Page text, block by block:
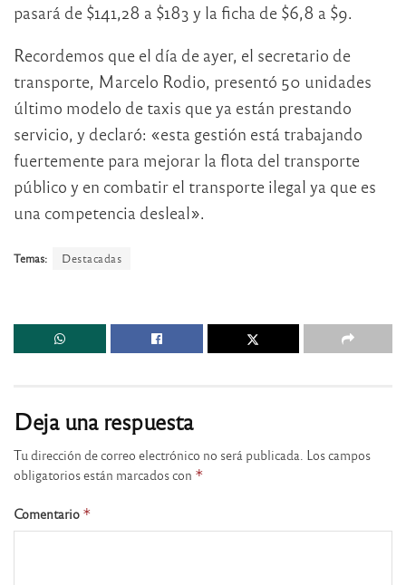
pasará de $141,28 a $183 y la ficha de $6,8 a $9.
Recordemos que el día de ayer, el secretario de
transporte, Marcelo Rodio, presentó 50 unidades
último modelo de taxis que ya están prestando
servicio, y declaró: «esta gestión está trabajando
fuertemente para mejorar la flota del transporte
público y en combatir el transporte ilegal ya que es
una competencia desleal».
Temas: Destacadas
Deja una respuesta
Tu dirección de correo electrónico no será publicada. Los campos
obligatorios están marcados con *
Comentario *